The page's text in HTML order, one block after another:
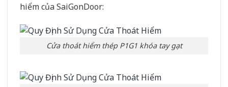
hiểm của SaiGonDoor:
Cửa thoát hiểm thép P1G1 khóa tay gạt